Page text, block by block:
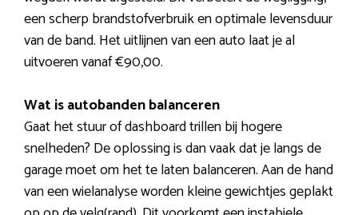
een scherp brandstofverbruik en optimale levensduur
van de band. Het uitlijnen van een auto laat je al
uitvoeren vanaf €90,00.
Wat is autobanden balanceren
Gaat het stuur of dashboard trillen bij hogere
snelheden? De oplossing is dan vaak dat je langs de
garage moet om het te laten balanceren. Aan de hand
van een wielanalyse worden kleine gewichtjes geplakt